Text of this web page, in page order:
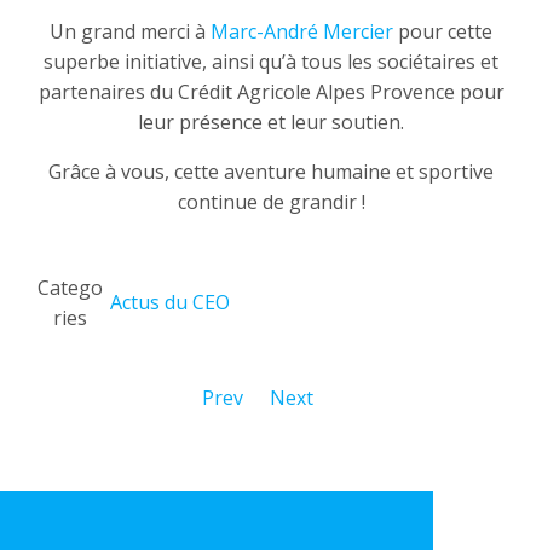
Un grand merci à Marc-André Mercier pour cette
superbe initiative, ainsi qu’à tous les sociétaires et
partenaires du Crédit Agricole Alpes Provence pour
leur présence et leur soutien.
Grâce à vous, cette aventure humaine et sportive
continue de grandir !
Catego
ries
Actus du CEO
Prev Next